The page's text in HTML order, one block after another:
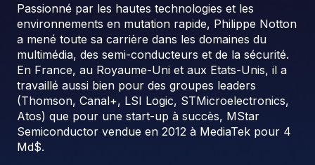
Passionné par les hautes technologies et les
environnements en mutation rapide, Philippe Notton
a mené toute sa carrière dans les domaines du
multimédia, des semi-conducteurs et de la sécurité.
En France, au Royaume-Uni et aux Etats-Unis, il a
travaillé aussi bien pour des groupes leaders
(Thomson, Canal+, LSI Logic, STMicroelectronics,
Atos) que pour une start-up à succès, MStar
Semiconductor vendue en 2012 à MediaTek pour 4
Md$.